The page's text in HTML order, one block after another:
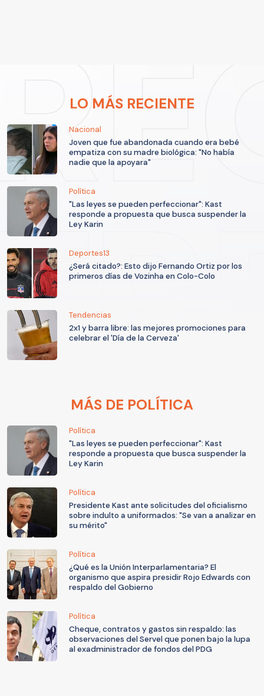
LO MÁS RECIENTE
Nacional
Joven que fue abandonada cuando era bebé
empatiza con su madre biológica: "No había
nadie que la apoyara"
Política
"Las leyes se pueden perfeccionar": Kast
responde a propuesta que busca suspender la
Ley Karin
Deportes13
¿Será citado?: Esto dijo Fernando Ortiz por los
primeros días de Vozinha en Colo-Colo
Tendencias
2x1 y barra libre: las mejores promociones para
celebrar el 'Día de la Cerveza'
MÁS DE POLÍTICA
Política
"Las leyes se pueden perfeccionar": Kast
responde a propuesta que busca suspender la
Ley Karin
Política
Presidente Kast ante solicitudes del oficialismo
sobre indulto a uniformados: "Se van a analizar en
su mérito"
Política
¿Qué es la Unión Interparlamentaria? El
organismo que aspira presidir Rojo Edwards con
respaldo del Gobierno
Política
Cheque, contratos y gastos sin respaldo: las
observaciones del Servel que ponen bajo la lupa
al exadministrador de fondos del PDG